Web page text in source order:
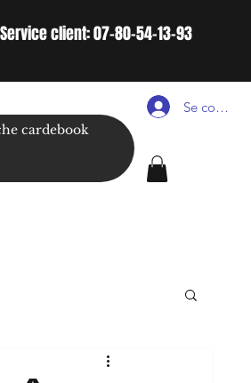
Service client: 07-80-54-13-93
Se connecter